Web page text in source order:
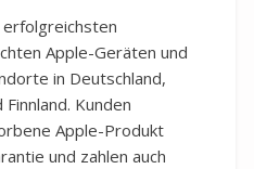
Apple-Geräten und
in Deutschland,
Kunden
Apple-Produkt
und zahlen auch